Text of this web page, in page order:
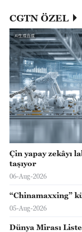
CGTN ÖZEL
Çin yapay zekâyı
taşıyor
06-Aug-2026
“Chinamaxxing”
05-Aug-2026
Dünya Mirası